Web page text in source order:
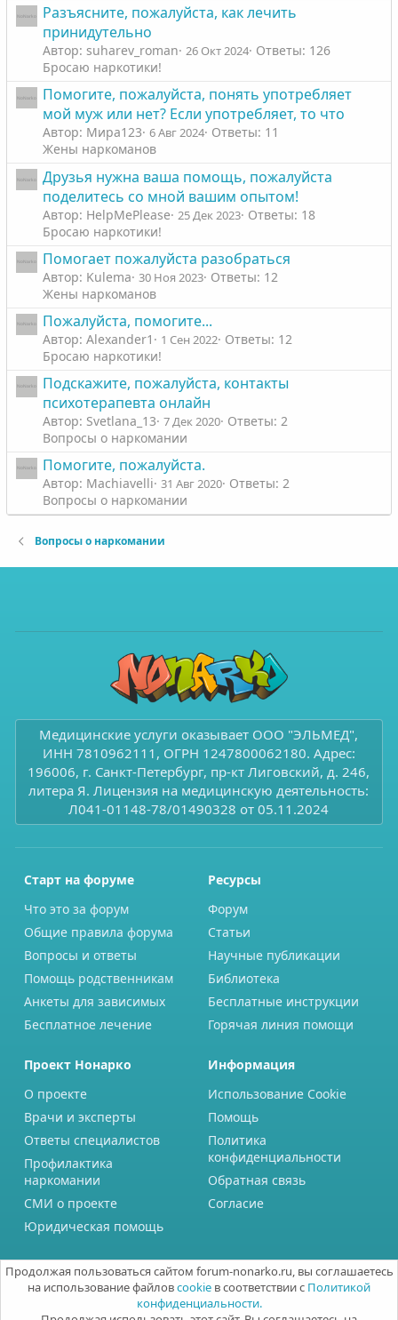
с с
Разъясните, пожалуйста, как лечить
принидутельно
Автор: suharev_roman 26 Окт 2024 Ответы: 126
Бросаю наркотики!
Помогите, пожалуйста, понять употребляет
мой муж или нет? Если употребляет, то что
Автор: Мира123 6 Авг 2024 Ответы: 11
Жены наркоманов
Друзья нужна ваша помощь, пожалуйста
поделитесь со мной вашим опытом!
Автор: HelpMePlease 25 Дек 2023 Ответы: 18
Бросаю наркотики!
Помогает пожалуйста разобраться
Автор: Kulema 30 Ноя 2023 Ответы: 12
Жены наркоманов
Пожалуйста, помогите...
Автор: Alexander1 1 Сен 2022 Ответы: 12
Бросаю наркотики!
Подскажите, пожалуйста, контакты
психотерапевта онлайн
Автор: Svetlana_13 7 Дек 2020 Ответы: 2
Вопросы о наркомании
Помогите, пожалуйста.
Автор: Machiavelli 31 Авг 2020 Ответы: 2
Вопросы о наркомании
Вопросы о наркомании
Медицинские услуги оказывает ООО "ЭЛЬМЕД",
ИНН 7810962111, ОГРН 1247800062180. Адрес:
196006, г. Санкт-Петербург, пр-кт Лиговский, д. 246,
литера Я. Лицензия на медицинскую деятельность:
Л041-01148-78/01490328 от 05.11.2024
Старт на форуме
Что это за форум
Общие правила форума
Вопросы и ответы
Помощь родственникам
Анкеты для зависимых
Бесплатное лечение
Ресурсы
Форум
Статьи
Научные публикации
Библиотека
Бесплатные инструкции
Горячая линия помощи
Проект Нонарко
О проекте
Врачи и эксперты
Ответы специалистов
Профилактика
наркомании
СМИ о проекте
Юридическая помощь
Информация
Использование Cookie
Помощь
Политика
конфиденциальности
Обратная связь
Согласие
Продолжая пользоваться сайтом forum-nonarko.ru, вы соглашаетесь
на использование файловcookie в соответствии с Политикой
конфиденциальности.